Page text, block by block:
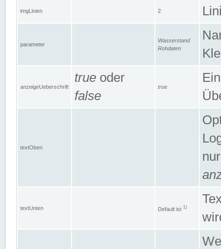
imgLinien 2
parameter
Wasserstand
Rohdaten
anzeigeUeberschrift
true oder
false
true
textOben
textUnten Default ist 1)